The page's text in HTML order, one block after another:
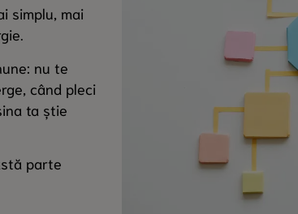
simplu, mai
nu te
când pleci
ta știe
parte